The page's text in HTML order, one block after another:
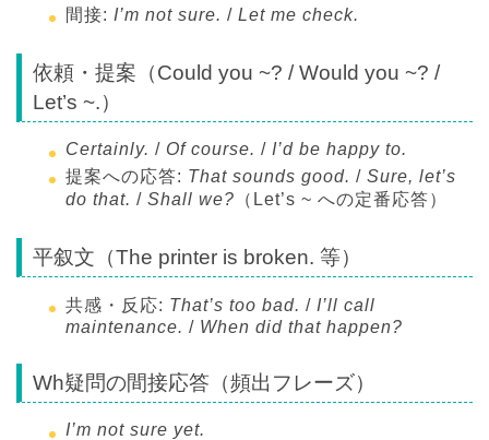
間接: I’m not sure. / Let me check.
依頼・提案（Could you ~? / Would you ~? /
Let’s ~.）
Certainly. / Of course. / I’d be happy to.
提案への応答: That sounds good. / Sure, let’s
do that. / Shall we? （Let’s ~ への定番応答）
平叙文（The printer is broken. 等）
共感・反応: That’s too bad. / I’ll call
maintenance. / When did that happen?
Wh疑問の間接応答（頻出フレーズ）
I’m not sure yet.